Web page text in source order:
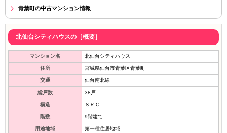
青葉町の中古マンション情報
北仙台シティハウスの［概要］
マンション名 北仙台シティハウス
住所 宮城県仙台市青葉区青葉町
交通 仙台南北線
総戸数 38戸
構造 ＳＲＣ
階数 9階建て
用途地域 第一種住居地域